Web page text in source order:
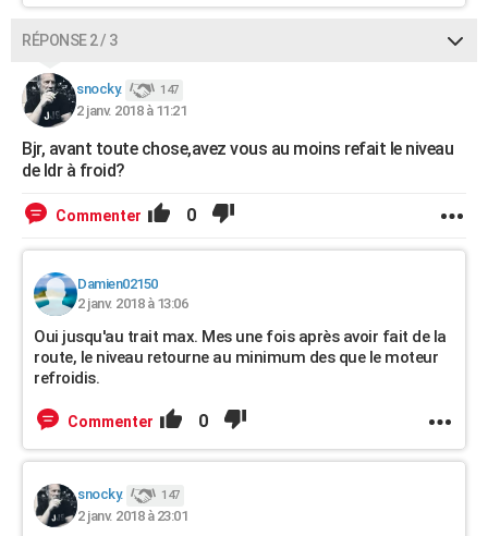
RÉPONSE 2 / 3
snocky. 147
2 janv. 2018 à 11:21
Bjr, avant toute chose,avez vous au moins refait le niveau
de ldr à froid?
Commenter 0
Damien02150
2 janv. 2018 à 13:06
Oui jusqu'au trait max. Mes une fois après avoir fait de la
route, le niveau retourne au minimum des que le moteur
refroidis.
Commenter 0
snocky. 147
2 janv. 2018 à 23:01